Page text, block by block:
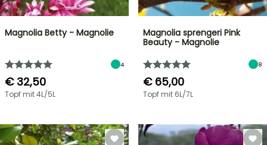
Magnolia Betty - Magnolie
4
€ 32,50
Topf mit 4L/5L
Magnolia sprengeri Pink
Beauty - Magnolie
8
€ 65,00
Topf mit 6L/7L